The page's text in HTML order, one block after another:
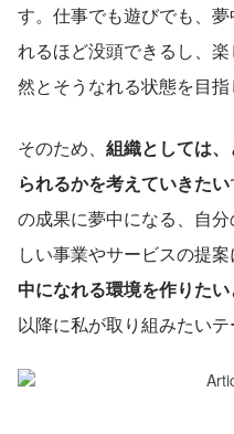
す。仕事でも遊びでも、
れるほど没頭できるし、
然とそうなれる状態を目指
そのため、 組織としては
られるかを考えていきたい
の成果に夢中になる、自
しい事業やサービスの提案
中になれる環境を作りたい
以降に私が取り組みたいテ